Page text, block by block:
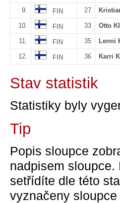
9. FIN 27
10. FIN 33 Otto
11. FIN 35 Lenni
12. FIN 36 Karri
Stav statistik
Statistiky byly
Tip
Popis sloupce
nadpisem
setřídíte dle této
vyznačeny